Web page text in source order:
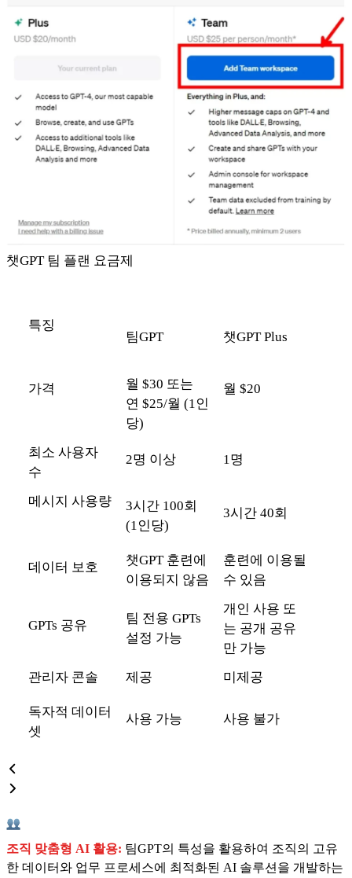
챗GPT 팀 플랜 요금제
특징
팀GPT 챗GPT Plus
가격
월 $30 또는
연 $25/월 (1인
당)
월 $20
최소 사용자
수
2명 이상 1명
메시지 사용량
3시간 100회
(1인당)
3시간 40회
데이터 보호
챗GPT 훈련에
이용되지 않음
훈련에 이용될
수 있음
GPTs 공유
팀 전용 GPTs
설정 가능
개인 사용 또
는 공개 공유
만 가능
관리자 콘솔
제공 미제공
독자적 데이터
셋
사용 가능 사용 불가
조직 맞춤형 AI 활용: 팀GPT의 특성을 활용하여 조직의 고유
한 데이터와 업무 프로세스에 최적화된 AI 솔루션을 개발하는